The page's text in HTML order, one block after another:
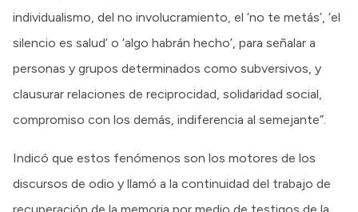
individualismo, del no involucramiento, el ‘no te metás’, ‘el
silencio es salud’ o ‘algo habrán hecho’, para señalar a
personas y grupos determinados como subversivos, y
clausurar relaciones de reciprocidad, solidaridad social,
compromiso con los demás, indiferencia al semejante”.
Indicó que estos fenómenos son los motores de los
discursos de odio y llamó a la continuidad del trabajo de
recuperación de la memoria por medio de testigos de la